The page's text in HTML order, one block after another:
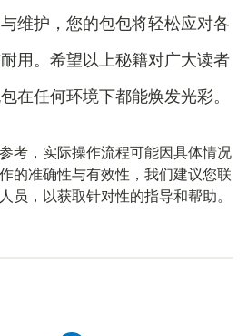
维护，您的包包将轻松应对各
用。希望以上秘籍对广大读者
在任何环境下都能焕发光彩。
考，实际操作流程可能因具体情况
的准确性与有效性，我们建议您联
员，以获取针对性的指导和帮助。